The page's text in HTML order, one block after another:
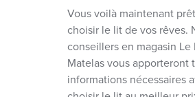
Vous voilà maintenant
choisir le lit de vos rêves.
conseillers en magasin Le
Matelas vous apporteront
informations nécessaires